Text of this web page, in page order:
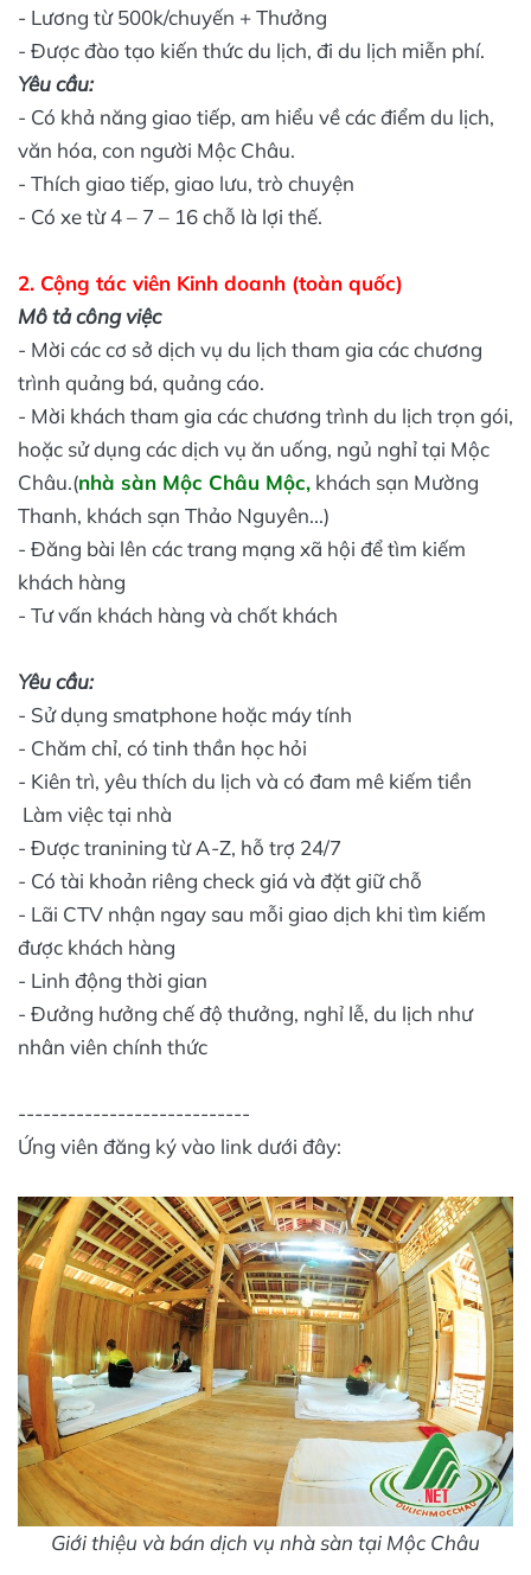
- Lương từ 500k/chuyến + Thưởng
- Được đào tạo kiến thức du lịch, đi du lịch miễn phí.
Yêu cầu:
- Có khả năng giao tiếp, am hiểu về các điểm du lịch,
văn hóa, con người Mộc Châu.
- Thích giao tiếp, giao lưu, trò chuyện
- Có xe từ 4 – 7 – 16 chỗ là lợi thế.
2. Cộng tác viên Kinh doanh (toàn quốc)
Mô tả công việc
- Mời các cơ sở dịch vụ du lịch tham gia các chương
trình quảng bá, quảng cáo.
- Mời khách tham gia các chương trình du lịch trọn gói,
hoặc sử dụng các dịch vụ ăn uống, ngủ nghỉ tại Mộc
Châu.(nhà sàn Mộc Châu Mộc, khách sạn Mường
Thanh, khách sạn Thảo Nguyên...)
- Đăng bài lên các trang mạng xã hội để tìm kiếm
khách hàng
- Tư vấn khách hàng và chốt khách
Yêu cầu:
- Sử dụng smatphone hoặc máy tính
- Chăm chỉ, có tinh thần học hỏi
- Kiên trì, yêu thích du lịch và có đam mê kiếm tiền
Làm việc tại nhà
- Được tranining từ A-Z, hỗ trợ 24/7
- Có tài khoản riêng check giá và đặt giữ chỗ
- Lãi CTV nhận ngay sau mỗi giao dịch khi tìm kiếm
được khách hàng
- Linh động thời gian
- Đưởng hưởng chế độ thưởng, nghỉ lễ, du lịch như
nhân viên chính thức
----------------------------
Ứng viên đăng ký vào link dưới đây:
Giới thiệu và bán dịch vụ nhà sàn tại Mộc Châu